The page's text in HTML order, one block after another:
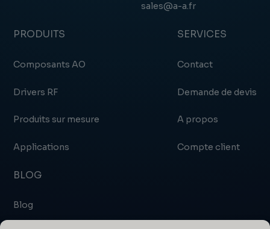
sales@a-a.fr
PRODUITS
Composants AO
Drivers RF
Produits sur mesure
Applications
SERVICES
Contact
Demande de devis
A propos
Compte client
BLOG
Blog